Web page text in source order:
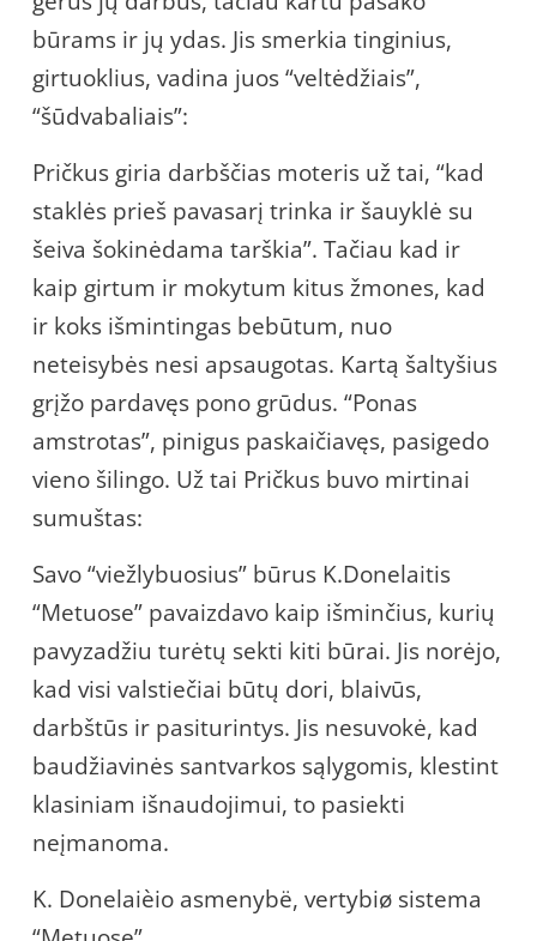
būrams ir jų ydas. Jis smerkia tinginius,
girtuoklius, vadina juos “veltėdžiais”,
“šūdvabaliais”:
Pričkus giria darbščias moteris už tai, “kad
staklės prieš pavasarį trinka ir šauyklė su
šeiva šokinėdama tarškia”. Tačiau kad ir
kaip girtum ir mokytum kitus žmones, kad
ir koks išmintingas bebūtum, nuo
neteisybės nesi apsaugotas. Kartą šaltyšius
grįžo pardavęs pono grūdus. “Ponas
amstrotas”, pinigus paskaičiavęs, pasigedo
vieno šilingo. Už tai Pričkus buvo mirtinai
sumuštas:
Savo “viežlybuosius” būrus K.Donelaitis
“Metuose” pavaizdavo kaip išminčius, kurių
pavyzadžiu turėtų sekti kiti būrai. Jis norėjo,
kad visi valstiečiai būtų dori, blaivūs,
darbštūs ir pasiturintys. Jis nesuvokė, kad
baudžiavinės santvarkos sąlygomis, klestint
klasiniam išnaudojimui, to pasiekti
neįmanoma.
K. Donelaièio asmenybë, vertybiø sistema